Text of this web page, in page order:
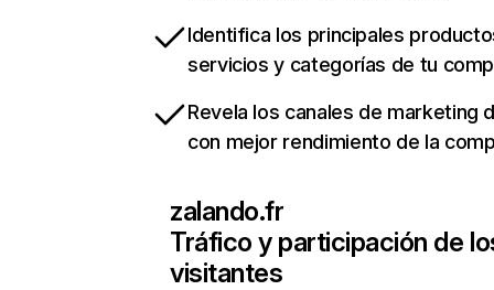
Identifica los principales
servicios y categorías de tu
Revela los canales de marketing
con mejor rendimiento de la
zalando.fr
Tráfico y participación de
visitantes